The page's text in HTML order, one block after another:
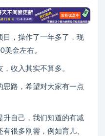
目，操作了一年多了，现
金左右。
收入其实不算多。
思路，希望对大家有一点
升自己，我们知道的有减
很多刚需，例如育儿、